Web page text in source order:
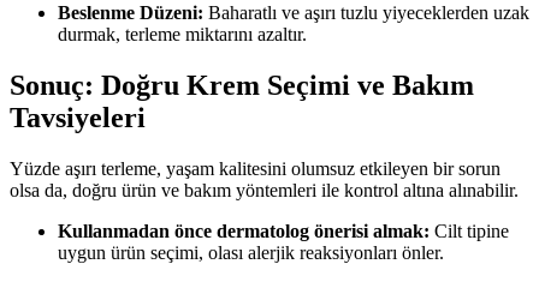
Beslenme Düzeni: Baharatlı ve aşırı tuzlu yiyeceklerden uzak
durmak, terleme miktarını azaltır.
Sonuç: Doğru Krem Seçimi ve Bakım
Tavsiyeleri
Yüzde aşırı terleme, yaşam kalitesini olumsuz etkileyen bir sorun
olsa da, doğru ürün ve bakım yöntemleri ile kontrol altına alınabilir.
Kullanmadan önce dermatolog önerisi almak: Cilt tipine
uygun ürün seçimi, olası alerjik reaksiyonları önler.